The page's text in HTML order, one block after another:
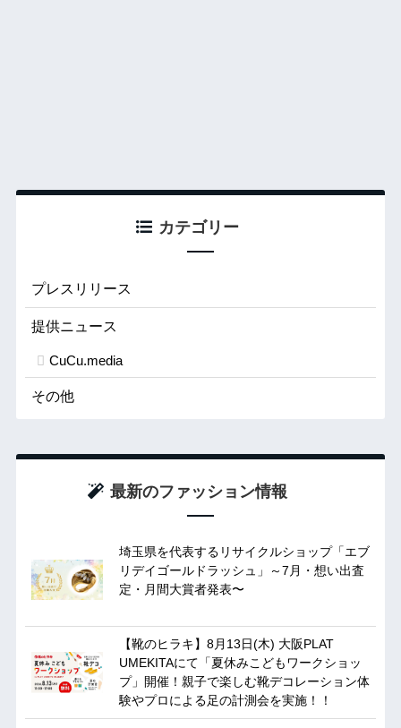
カテゴリー
プレスリリース
提供ニュース
CuCu.media
その他
最新のファッション情報
埼玉県を代表するリサイクルショップ「エブ
リデイゴールドラッシュ」～7月・想い出査
定・月間大賞者発表〜
【靴のヒラキ】8月13日(木) 大阪PLAT
UMEKITAにて「夏休みこどもワークショッ
プ」開催！親子で楽しむ靴デコレーション体
験やプロによる足の計測会を実施！！